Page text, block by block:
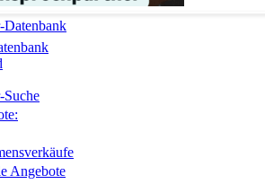
Datenbank
Suche
Angebote